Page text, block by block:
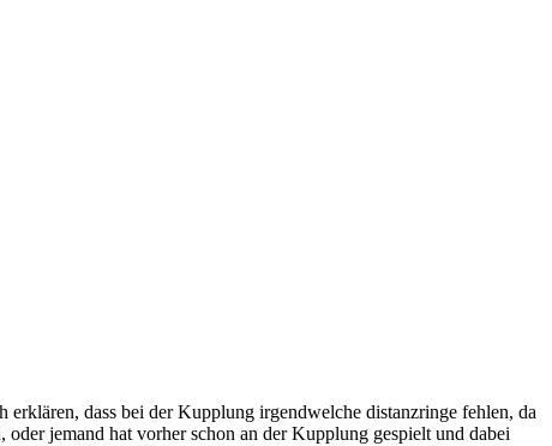
dass bei der Kupplung irgendwelche distanzringe fehlen, da
jemand hat vorher schon an der Kupplung gespielt und dabei